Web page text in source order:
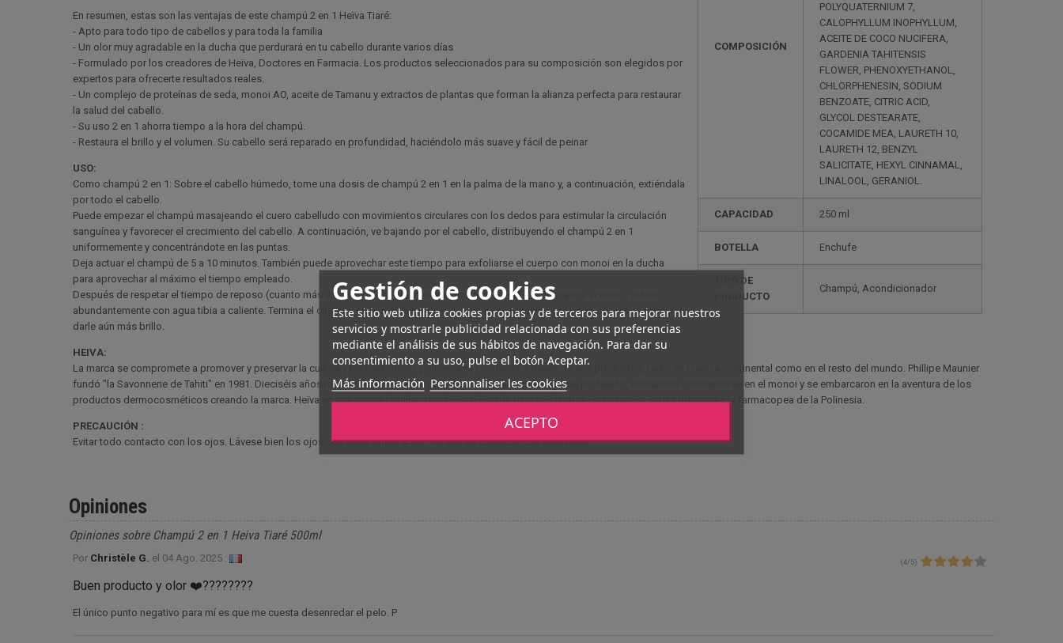
Gestión de cookies
Este sitio web utiliza cookies propias y de terceros para mejorar nuestros
servicios y mostrarle publicidad relacionada con sus preferencias
mediante el análisis de sus hábitos de navegación. Para dar su
consentimiento a su uso, pulse el botón Aceptar.
Más información Personnaliser les cookies
ACEPTO
COMPOSICIÓN
POLYQUATERNIUM 7,
CALOPHYLLUM INOPHYLLUM,
ACEITE DE COCO NUCIFERA,
GARDENIA TAHITENSIS
FLOWER, PHENOXYETHANOL,
CHLORPHENESIN, SODIUM
BENZOATE, CITRIC ACID,
GLYCOL DESTEARATE,
COCAMIDE MEA, LAURETH 10,
LAURETH 12, BENZYL
SALICITATE, HEXYL CINNAMAL,
LINALOOL, GERANIOL.
CAPACIDAD 250 ml
BOTELLA Enchufe
TIPO DE
PRODUCTO
Champú, Acondicionador
En resumen, estas son las ventajas de este champú 2 en 1 Heïva Tiaré:
- Apto para todo tipo de cabellos y para toda la familia
- Un olor muy agradable en la ducha que perdurará en tu cabello durante varios días
- Formulado por los creadores de Heïva, Doctores en Farmacia. Los productos seleccionados para su composición son elegidos por
expertos para ofrecerte resultados reales.
- Un complejo de proteínas de seda, monoi AO, aceite de Tamanu y extractos de plantas que forman la alianza perfecta para restaurar
la salud del cabello.
- Su uso 2 en 1 ahorra tiempo a la hora del champú.
- Restaura el brillo y el volumen. Su cabello será reparado en profundidad, haciéndolo más suave y fácil de peinar
USO:
Como champú 2 en 1: Sobre el cabello húmedo, tome una dosis de champú 2 en 1 en la palma de la mano y, a continuación, extiéndala
por todo el cabello.
Puede empezar el champú masajeando el cuero cabelludo con movimientos circulares con los dedos para estimular la circulación
sanguínea y favorecer el crecimiento del cabello. A continuación, ve bajando por el cabello, distribuyendo el champú 2 en 1
uniformemente y concentrándote en las puntas.
Deja actuar el champú de 5 a 10 minutos. También puede aprovechar este tiempo para exfoliarse el cuerpo con monoi en la ducha
para aprovechar al máximo el tiempo empleado.
Después de respetar el tiempo de reposo (cuanto más espere, más profundamente podrán actuar los principios activos), aclare
abundantemente con agua tibia a caliente. Termina el champú con un chorrito de agua fría para cerrar las escamas de la fibra capilar y
darle aún más brillo.
HEIVA:
La marca se compromete a promover y preservar la cultura y las tradiciones polinesias y tahitianas a través de sus productos, tanto en Francia continental como en el resto del mundo. Phillipe Maunier
fundó "la Savonnerie de Tahiti" en 1981. Dieciséis años más tarde, Nirvana y Philippe Maunier, farmacéuticos de profesión, decidieron concentrarse en el monoi y se embarcaron en la aventura de los
productos dermocosméticos creando la marca. Heïva es una marca familiar y tradicional creada para revelar todo el potencial de las riquezas y la farmacopea de la Polinesia.
PRECAUCIÓN :
Evitar todo contacto con los ojos. Lávese bien los ojos con agua limpia si han estado en contacto con el champú.
Opiniones
Opiniones sobre Champú 2 en 1 Heiva Tiaré 500ml
Por Christèle G. el 04 Ago. 2025 : (4/ 5)
Buen producto y olor ❤️????????
El único punto negativo para mí es que me cuesta desenredar el pelo. P